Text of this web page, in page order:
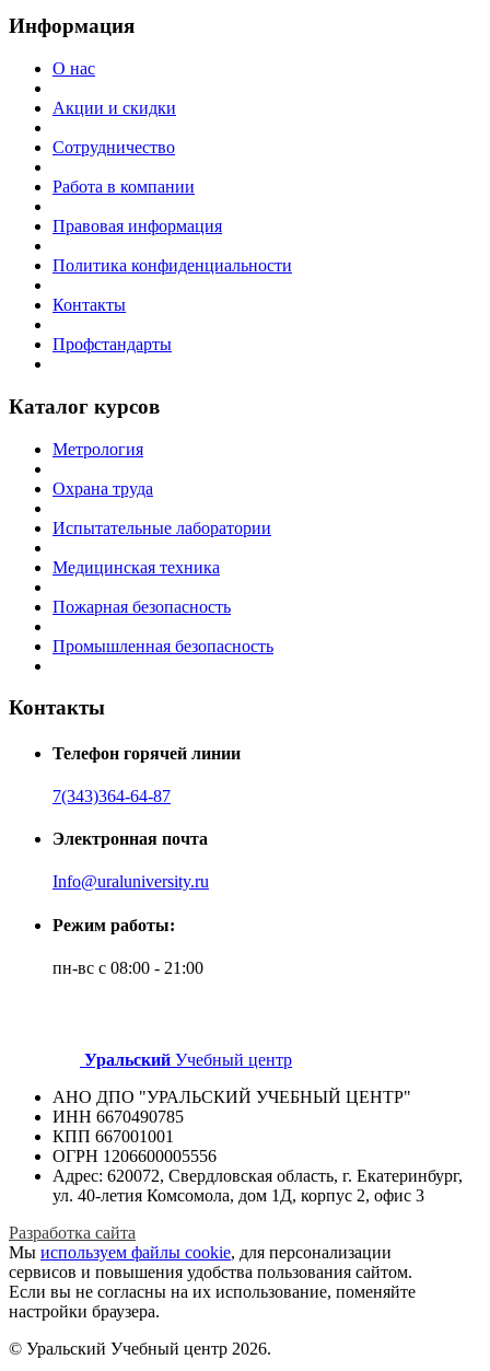
Информация
О нас
Акции и скидки
Сотрудничество
Работа в компании
Правовая информация
Политика конфиденциальности
Контакты
Профстандарты
Каталог курсов
Метрология
Охрана труда
Испытательные лаборатории
Медицинская техника
Пожарная безопасность
Промышленная безопасность
Контакты
Телефон горячей линии
7(343)364-64-87
Электронная почта
Info@uraluniversity.ru
Режим работы:
пн-вс с 08:00 - 21:00
Уральский Учебный центр
АНО ДПО "УРАЛЬСКИЙ УЧЕБНЫЙ ЦЕНТР"
ИНН 6670490785
КПП 667001001
ОГРН 1206600005556
Адрес: 620072, Свердловская область, г. Екатеринбург,
ул. 40-летия Комсомола, дом 1Д, корпус 2, офис 3
Разработка сайта
Мы используем файлы cookie, для персонализации
сервисов и повышения удобства пользования сайтом.
Если вы не согласны на их использование, поменяйте
настройки браузера.
© Уральский Учебный центр 2026.